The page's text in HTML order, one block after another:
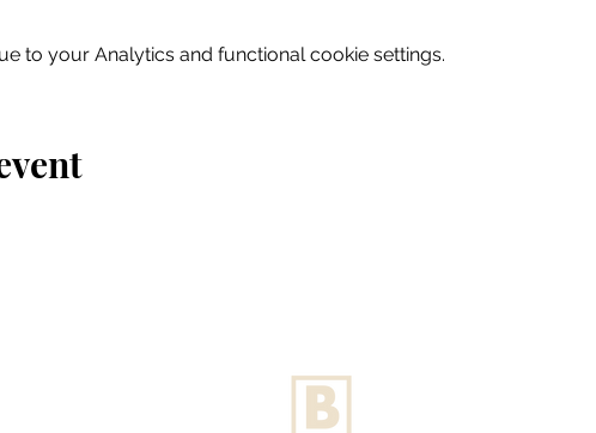
to your Analytics and functional cookie settings.